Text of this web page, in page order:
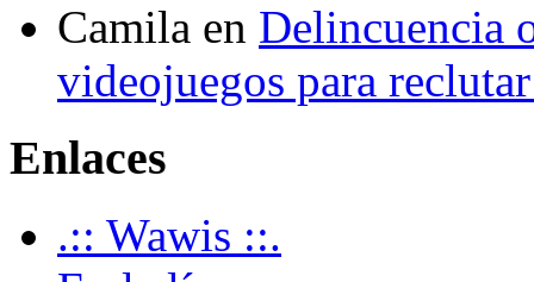
Camila en Delincuencia
videojuegos para
Enlaces
.:: Wawis ::.